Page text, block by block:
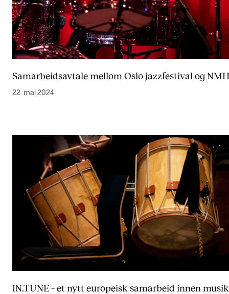
Samarbeidsavtale mellom Oslo jazzfestival og NMH
22. mai 2024
IN.TUNE – et nytt europeisk samarbeid innen